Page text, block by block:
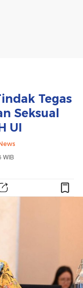
Tegas
Seksual
UI
WIB